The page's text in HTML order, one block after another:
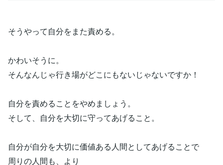
そうやって自分をまた責める。
かわいそうに。
そんなんじゃ行き場がどこにもないじゃないですか！
自分を責めることをやめましょう。
そして、自分を大切に守ってあげること。
自分が自分を大切に価値ある人間としてあげることで
周りの人間も、より